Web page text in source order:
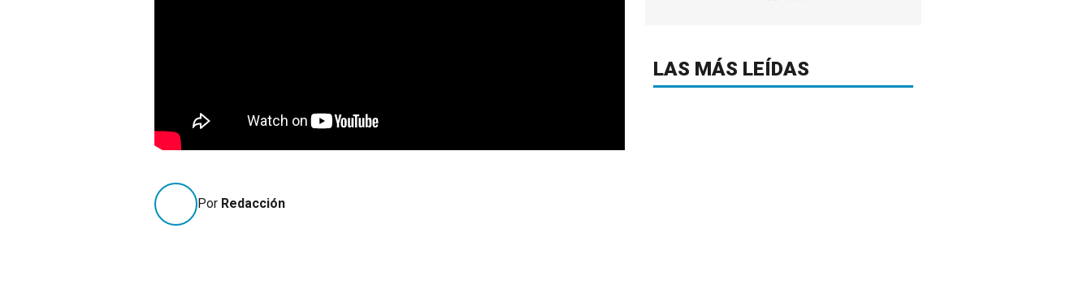
Por Redacción
LAS MÁS LEÍDAS